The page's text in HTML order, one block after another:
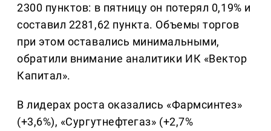
2300 пунктов: в пятницу он потерял 0,19% и
составил 2281,62 пункта. Объемы торгов
при этом оставались минимальными,
обратили внимание аналитики ИК «Вектор
Капитал».
В лидерах роста оказались «Фармсинтез»
(+3,6%), «Сургутнефтегаз» (+2,7%